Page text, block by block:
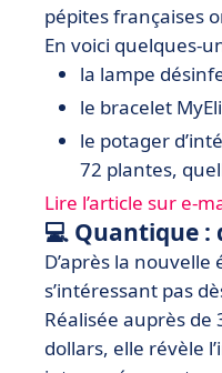
pépites françaises
En voici quelques-
la lampe
le bracelet
le potager
72 plantes,
Lire l’article sur e-
💻 Quantique :
D’après la
s’intéressant pas
Réalisée auprès de
dollars, elle révèle